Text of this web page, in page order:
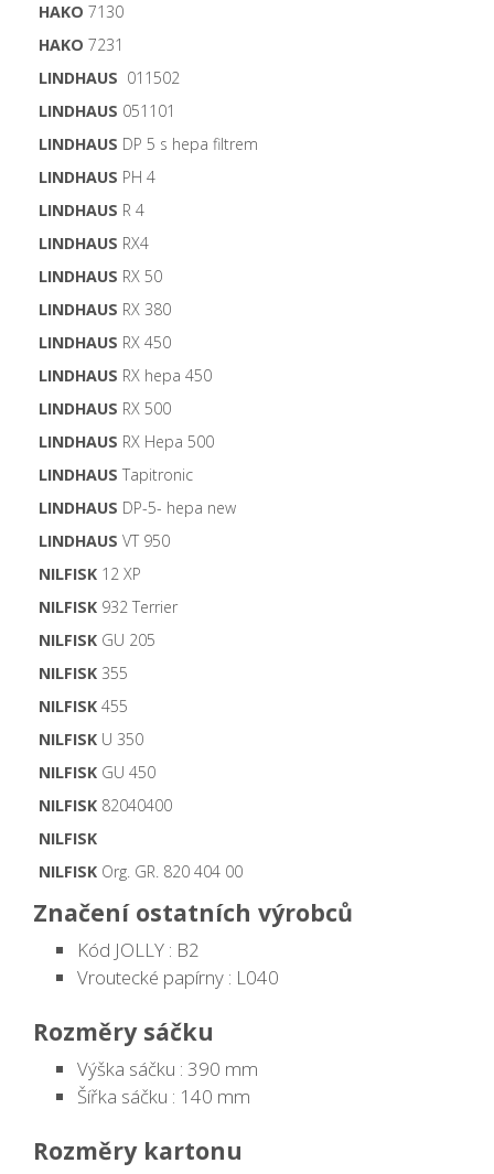
HAKO 7130
HAKO 7231
LINDHAUS 011502
LINDHAUS 051101
LINDHAUS DP 5 s hepa filtrem
LINDHAUS PH 4
LINDHAUS R 4
LINDHAUS RX4
LINDHAUS RX 50
LINDHAUS RX 380
LINDHAUS RX 450
LINDHAUS RX hepa 450
LINDHAUS RX 500
LINDHAUS RX Hepa 500
LINDHAUS Tapitronic
LINDHAUS DP-5- hepa new
LINDHAUS VT 950
NILFISK 12 XP
NILFISK 932 Terrier
NILFISK GU 205
NILFISK 355
NILFISK 455
NILFISK U 350
NILFISK GU 450
NILFISK 82040400
NILFISK
NILFISK Org. GR. 820 404 00
Značení ostatních výrobců
Kód JOLLY : B2
Vroutecké papírny : L040
Rozměry sáčku
Výška sáčku : 390 mm
Šířka sáčku : 140 mm
Rozměry kartonu